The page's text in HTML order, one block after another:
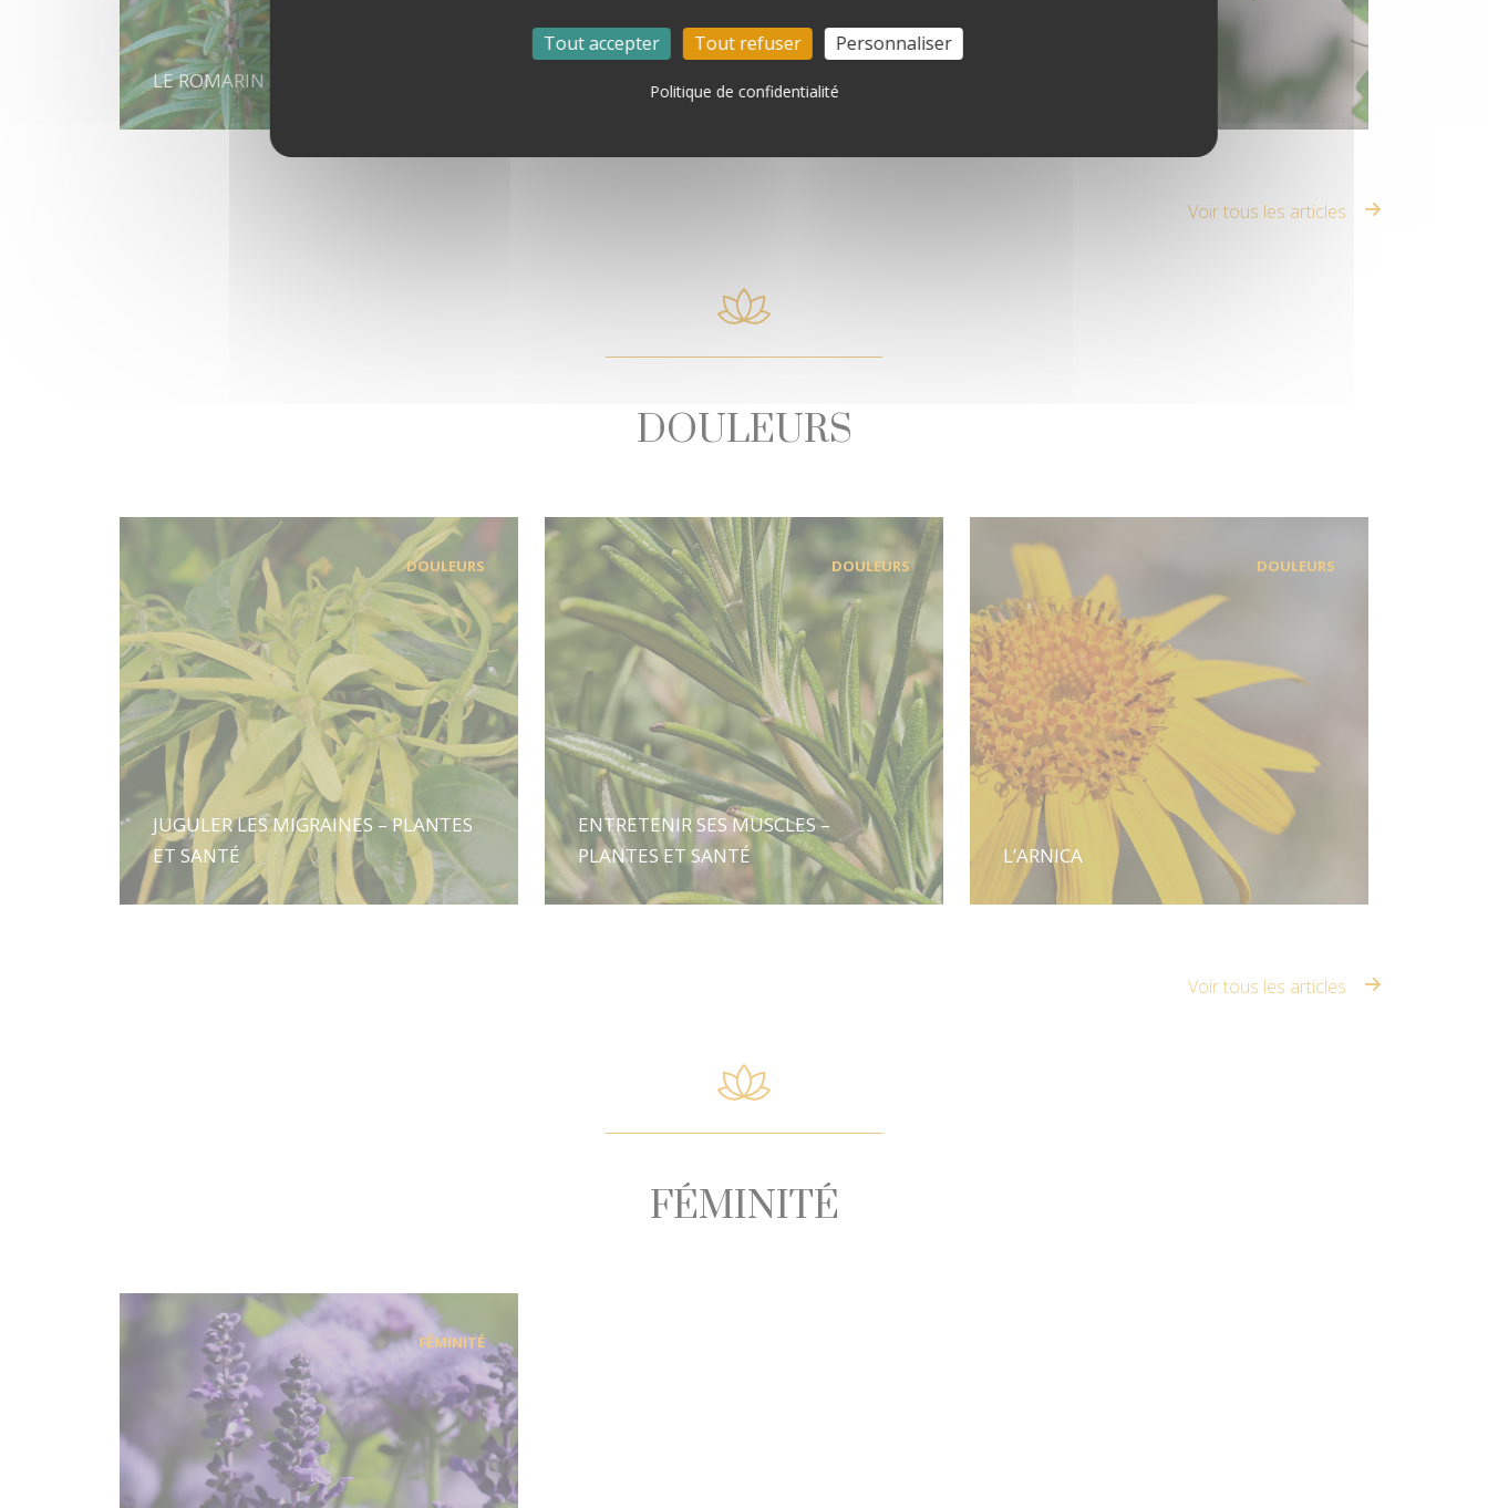
LE ROMARIN L’AIL DES OURS
Voir tous les articles
DOULEURS
DOULEURS
JUGULER LES MIGRAINES – PLANTES
ET SANTÉ
DOULEURS
ENTRETENIR SES MUSCLES –
PLANTES ET SANTÉ
DOULEURS
L’ARNICA
Voir tous les articles
FÉMINITÉ
FÉMINITÉ
Tout accepter Tout refuser Personnaliser
Politique de confidentialité